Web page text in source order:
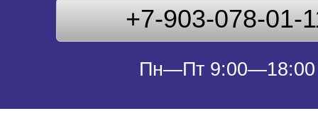
+7-903-078-01-
Пн—Пт 9:00—18:00